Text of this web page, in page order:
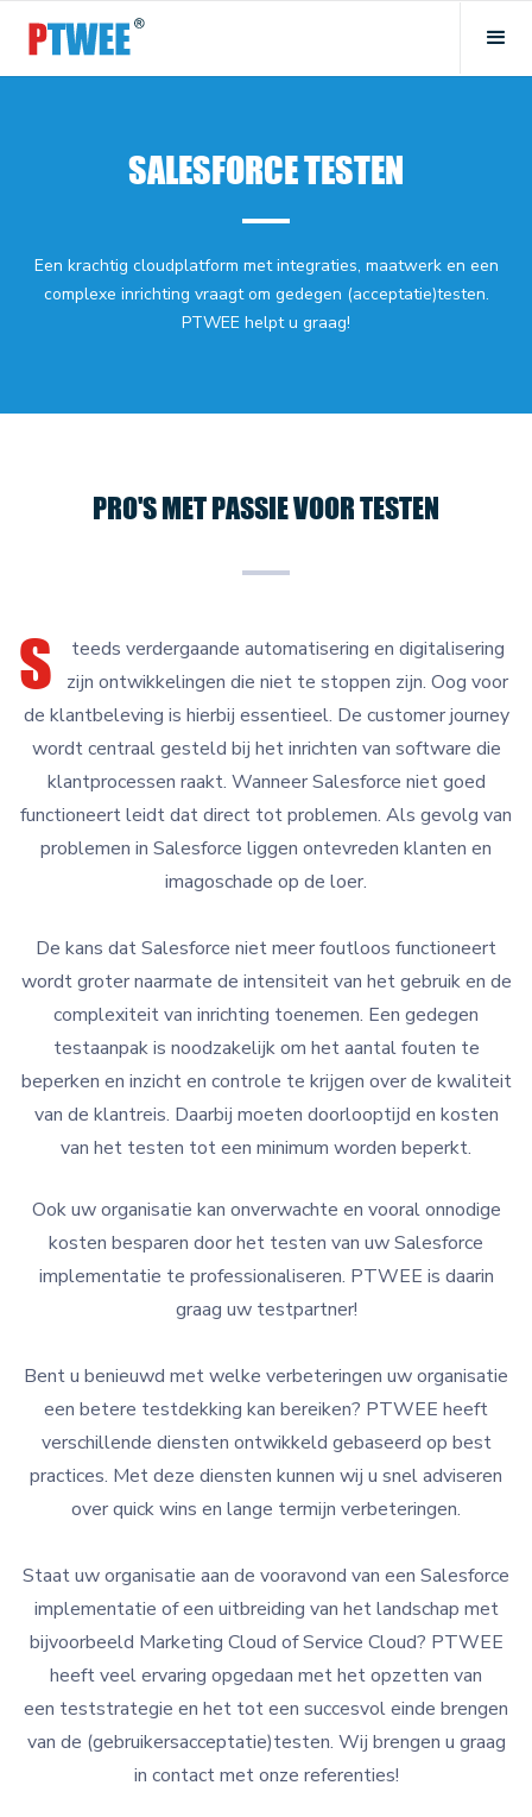
SALESFORCE TESTEN
Een krachtig cloudplatform met integraties, maatwerk en een
complexe inrichting vraagt om gedegen (acceptatie)testen.
PTWEE helpt u graag!
PRO'S MET PASSIE VOOR TESTEN
S
teeds verdergaande automatisering en digitalisering
zijn ontwikkelingen die niet te stoppen zijn. Oog voor
de klantbeleving is hierbij essentieel. De customer journey
wordt centraal gesteld bij het inrichten van software die
klantprocessen raakt. Wanneer Salesforce niet goed
functioneert leidt dat direct tot problemen. Als gevolg van
problemen in Salesforce liggen ontevreden klanten en
imagoschade op de loer.
De kans dat Salesforce niet meer foutloos functioneert
wordt groter naarmate de intensiteit van het gebruik en de
complexiteit van inrichting toenemen. Een gedegen
testaanpak is noodzakelijk om het aantal fouten te
beperken en inzicht en controle te krijgen over de kwaliteit
van de klantreis. Daarbij moeten doorlooptijd en kosten
van het testen tot een minimum worden beperkt.
Ook uw organisatie kan onverwachte en vooral onnodige
kosten besparen door het testen van uw Salesforce
implementatie te professionaliseren. PTWEE is daarin
graag uw testpartner!
Bent u benieuwd met welke verbeteringen uw organisatie
een betere testdekking kan bereiken? PTWEE heeft
verschillende diensten ontwikkeld gebaseerd op best
practices. Met deze diensten kunnen wij u snel adviseren
over quick wins en lange termijn verbeteringen.
Staat uw organisatie aan de vooravond van een Salesforce
implementatie of een uitbreiding van het landschap met
bijvoorbeeld Marketing Cloud of Service Cloud? PTWEE
heeft veel ervaring opgedaan met het opzetten van
een teststrategie en het tot een succesvol einde brengen
van de (gebruikersacceptatie)testen. Wij brengen u graag
in contact met onze referenties!